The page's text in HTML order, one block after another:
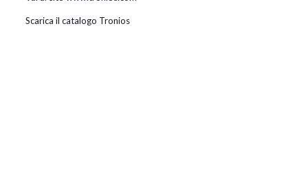
Scarica il catalogo Tronios